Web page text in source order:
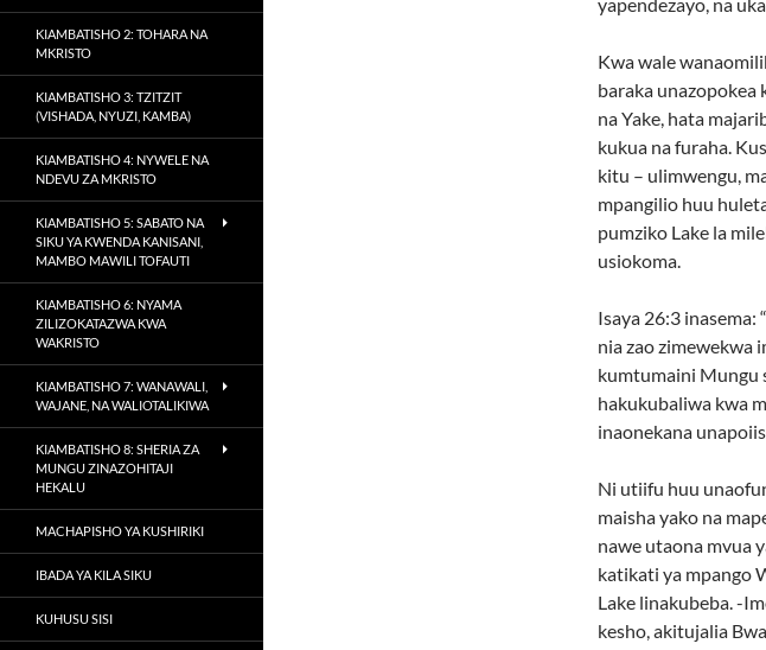
Kwa wale
baraka unazopokea
na Yake, hata
kukua na furaha.
kitu – ulimwengu,
mpangilio huu
pumziko Lake la
usiokoma.
Isaya 26:3
nia zao zimewekwa
kumtumaini Mungu
hakukubaliwa kwa
inaonekana
Ni utiifu huu
maisha yako na
nawe utaona mvua
katikati ya mpango
Lake linakubeba. -
kesho, akitujalia
KIAMBATISHO 2: TOHARA NA
MKRISTO
KIAMBATISHO 3: TZITZIT
(VISHADA, NYUZI, KAMBA)
KIAMBATISHO 4: NYWELE NA
NDEVU ZA MKRISTO
KIAMBATISHO 5: SABATO NA
SIKU YA KWENDA KANISANI,
MAMBO MAWILI TOFAUTI
KIAMBATISHO 6: NYAMA
ZILIZOKATAZWA KWA
WAKRISTO
KIAMBATISHO 7: WANAWALI,
WAJANE, NA WALIOTALIKIWA
KIAMBATISHO 8: SHERIA ZA
MUNGU ZINAZOHITAJI
HEKALU
MACHAPISHO YA KUSHIRIKI
IBADA YA KILA SIKU
KUHUSU SISI